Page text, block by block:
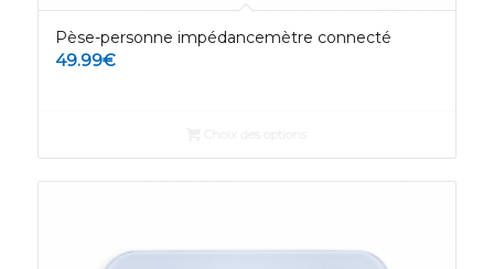
Pèse-personne impédancemètre connecté
49.99€